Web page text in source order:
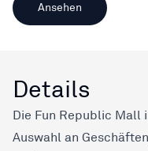
Ansehen
Details
Die Fun Republic Mall
Auswahl an